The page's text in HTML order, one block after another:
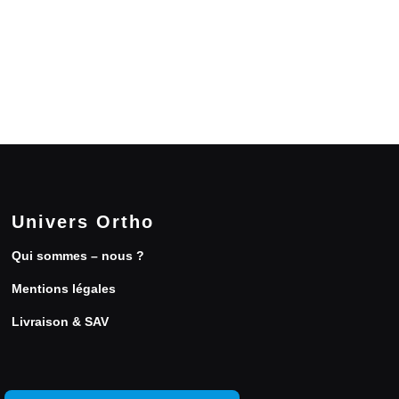
Univers Ortho
Qui sommes – nous ?
Mentions légales
Livraison & SAV